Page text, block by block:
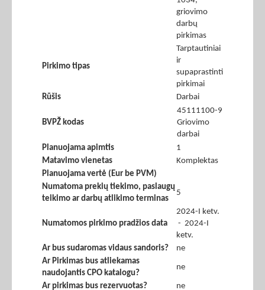
griovimo
darbų
pirkimas
Pirkimo tipas
Tarptautiniai
ir
supaprastinti
pirkimai
Rūšis
Darbai
BVPŽ kodas
45111100-9
Griovimo
darbai
Planuojama apimtis
1
Matavimo vienetas
Komplektas
Planuojama vertė (Eur be PVM)
Numatoma prekių tiekimo, paslaugų
teikimo ar darbų atlikimo terminas
5
Numatomos pirkimo pradžios data
2024-I ketv.
- 2024-I
ketv.
Ar bus sudaromas vidaus sandoris?
ne
Ar Pirkimas bus atliekamas
naudojantis CPO katalogu?
ne
Ar pirkimas bus rezervuotas? ne